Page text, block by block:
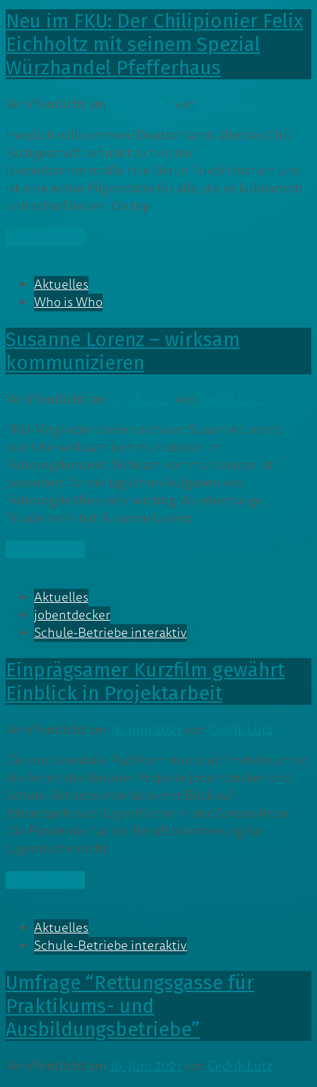
Neu im FKU: Der Chilipionier Felix
Eichholtz mit seinem Spezial
Würzhandel Pfefferhaus
Veröffentlicht am von
Herzlich willkommen! Deutschlands ältestes Chili
Fachgeschäft befindet sich in der
Niederbarnimstraße 11 in Berlin Friedrichshain und
ist eine echte Pilgerstätte für alle, die es kulinarisch
und scharf lieben. On top
Aktuelles
Who is Who
Susanne Lorenz – wirksam
kommunizieren
Veröffentlicht am von
FKU-Mitglieder stellen sich vor: Susanne Lorenz
steht für wirksam kommunizieren im
Führungskontext. Wirksam kommunizieren ist
besonders für die täglichen Aufgaben von
Führungskräften sehr wichtig. Als ehemalige
Filialleiterin hat Susanne Lorenz
Aktuelles
jobentdecker
Schule-Betriebe interaktiv
Einprägsamer Kurzfilm gewährt
Einblick in Projektarbeit
Veröffentlicht am von
Die multimediale Plattform multicult.fm beleuchtet
die Arbeit der Berliner Projekte jobentdecker und
Schule-Betriebe interaktiv mit Blick auf
Jobperspektiven Jugendlicher in der Corona-Krise.
Die Pandemie hat die Berufsorientierung für
Jugendliche nicht
Aktuelles
Schule-Betriebe interaktiv
Umfrage “Rettungsgasse für
Praktikums- und
Ausbildungsbetriebe”
Veröffentlicht am 16. Juni 2021von Cedrik Lutz